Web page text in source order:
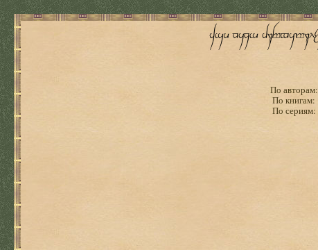
По авторам:
По книгам:
По сериям: